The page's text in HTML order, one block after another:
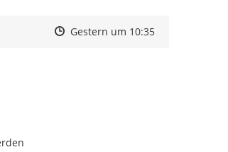
Zeitpunkt des Erstellens
Zeitpunkt des Erstellens
Gestern um 10:35Zur Äußerung